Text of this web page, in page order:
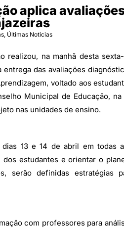
aplica
, Últimas Noticias
realizou, na manhã desta
das avaliações
voltado aos
Municipal de Educação,
nas unidades de ensino.
dias 13 e 14 de abril em todas
estudantes e orientar o
serão definidas estratégias
com professores para